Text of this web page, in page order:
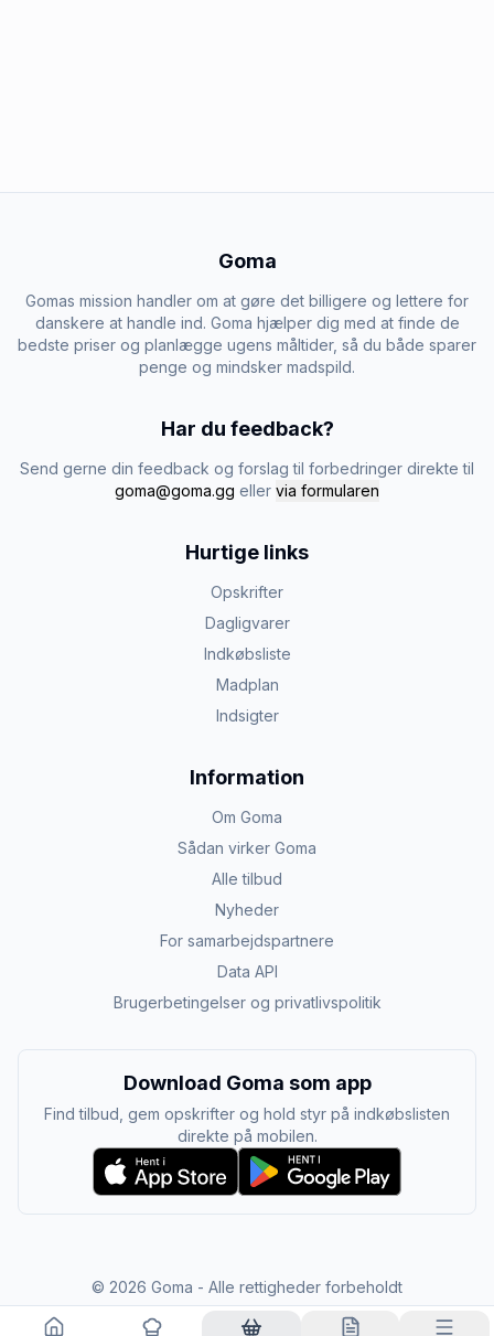
Goma
Gomas mission handler om at gøre det billigere og lettere for
danskere at handle ind. Goma hjælper dig med at finde de
bedste priser og planlægge ugens måltider, så du både sparer
penge og mindsker madspild.
Har du feedback?
Send gerne din feedback og forslag til forbedringer direkte til
goma@goma.gg eller via formularen
Hurtige links
Opskrifter
Dagligvarer
Indkøbsliste
Madplan
Indsigter
Information
Om Goma
Sådan virker Goma
Alle tilbud
Nyheder
For samarbejdspartnere
Data API
Brugerbetingelser og privatlivspolitik
Download Goma som app
Find tilbud, gem opskrifter og hold styr på indkøbslisten
direkte på mobilen.
© 2026 Goma - Alle rettigheder forbeholdt